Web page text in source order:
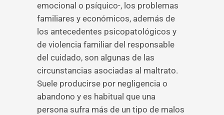
emocional o psíquico-, los problemas
familiares y económicos, además de
los antecedentes psicopatológicos y
de violencia familiar del responsable
del cuidado, son algunas de las
circunstancias asociadas al maltrato.
Suele producirse por negligencia o
abandono y es habitual que una
persona sufra más de un tipo de malos